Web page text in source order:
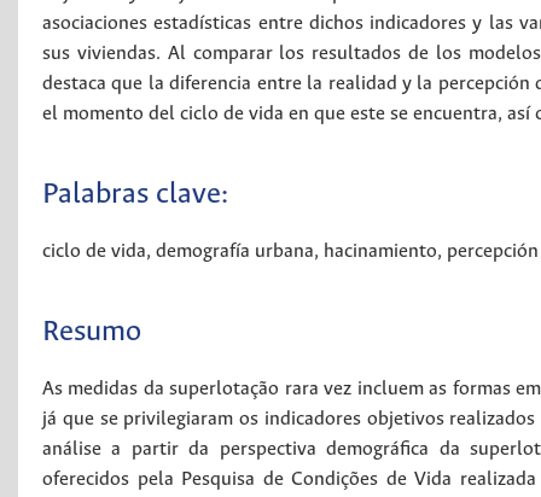
asociaciones estadísticas entre dichos indicadores y las
sus viviendas. Al comparar los resultados de los
destaca que la diferencia entre la realidad y la
el momento del ciclo de vida en que este se encuentra,
Palabras clave:
ciclo de vida, demografía urbana, hacinamiento,
Resumo
As medidas da superlotação rara vez incluem as formas
já que se privilegiaram os indicadores objetivos
análise a partir da perspectiva demográfica da
oferecidos pela Pesquisa de Condições de Vida